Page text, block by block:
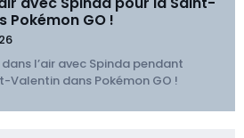
Pokémon GO !
l’air avec Spinda pendant
Valentin dans Pokémon GO !